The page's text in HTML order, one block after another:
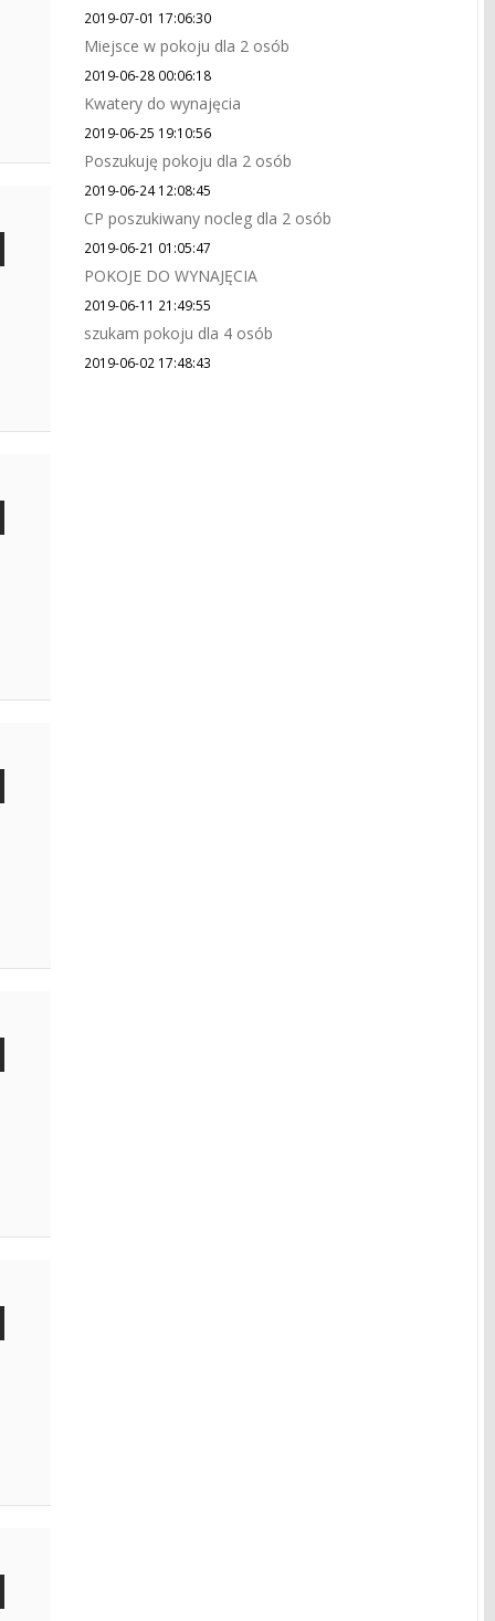
2019-07-01 17:06:30
Miejsce w pokoju dla 2 osób
2019-06-28 00:06:18
Kwatery do wynajęcia
2019-06-25 19:10:56
Poszukuję pokoju dla 2 osób
2019-06-24 12:08:45
CP poszukiwany nocleg dla 2 osób
2019-06-21 01:05:47
POKOJE DO WYNAJĘCIA
2019-06-11 21:49:55
szukam pokoju dla 4 osób
2019-06-02 17:48:43